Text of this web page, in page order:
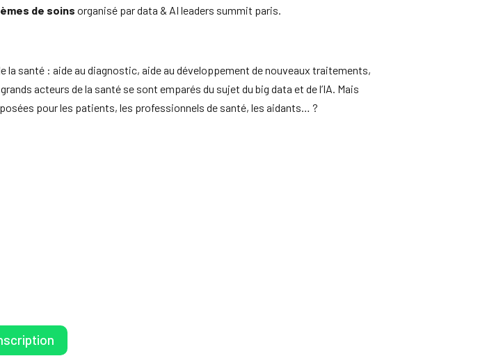
de soinsorganisé par data & AI leaders summit paris.
la santé : aide au diagnostic, aide au développement de nouveaux traitements,
acteurs de la santé se sont emparés du sujet du big data et de l’IA. Mais
pour les patients, les professionnels de santé, les aidants… ?